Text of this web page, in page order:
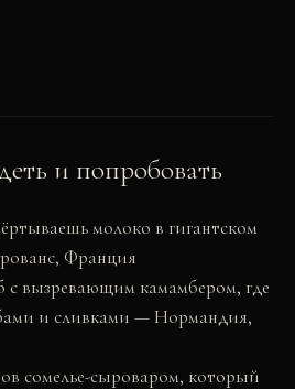
и попробовать
молоко в гигантском
Франция
с вызревающим камамбером, где
и сливками — Нормандия,
сомелье-сыроваром, который